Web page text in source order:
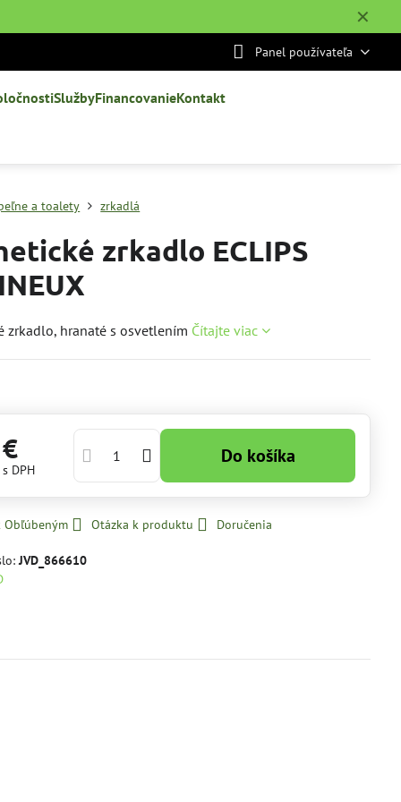
✕
Panel používateľa
SlužbyFinancovanieKontakt
a toalety zrkadlá
zrkadlo ECLIPS
zrkadlo, hranaté s osvetlením Čítajte viac
s DPH
Do košíka
Obľúbeným Otázka k produktu Doručenia
JVD_866610